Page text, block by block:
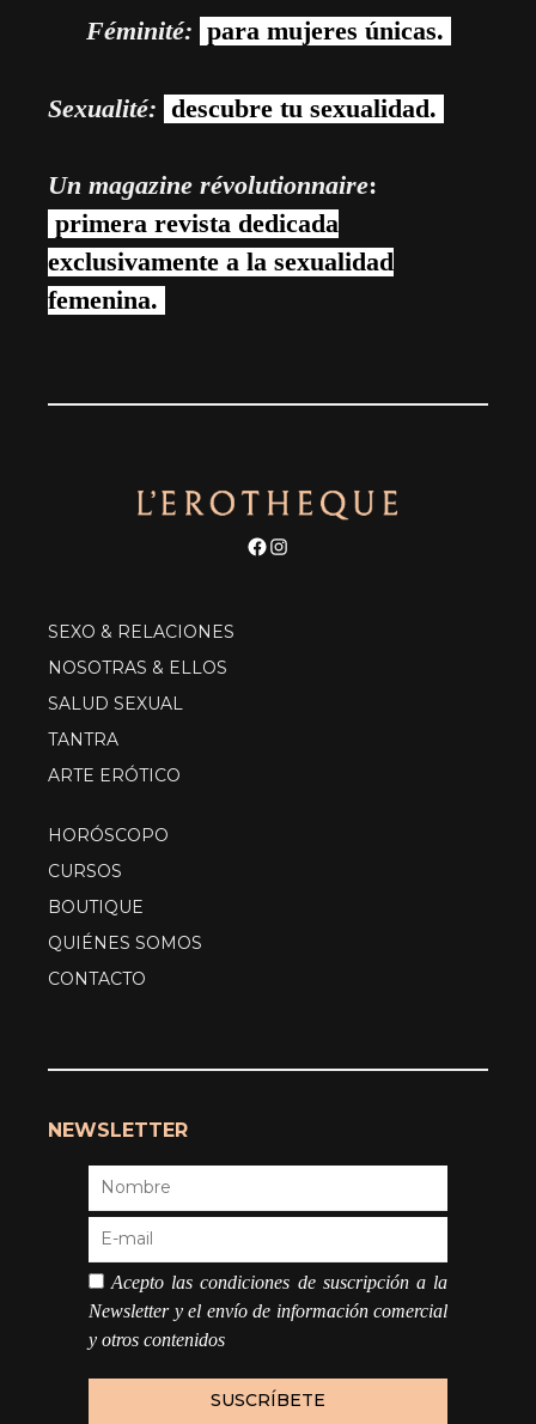
Féminité: para mujeres únicas.
Sexualité: descubre tu sexualidad.
Un magazine révolutionnaire:
primera revista dedicada
exclusivamente a la sexualidad
femenina.
Facebook
Instagram
SEXO & RELACIONES
NOSOTRAS & ELLOS
SALUD SEXUAL
TANTRA
ARTE ERÓTICO
HORÓSCOPO
CURSOS
BOUTIQUE
QUIÉNES SOMOS
CONTACTO
NEWSLETTER
Acepto las condiciones de suscripción a la
Newsletter y el envío de información comercial
y otros contenidos